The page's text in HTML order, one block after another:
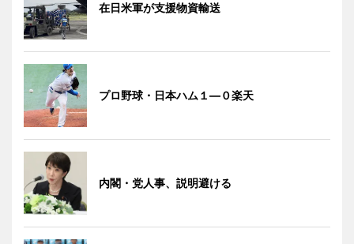
在日米軍が支援物資輸送
プロ野球・日本ハム１―０楽天
内閣・党人事、説明避ける